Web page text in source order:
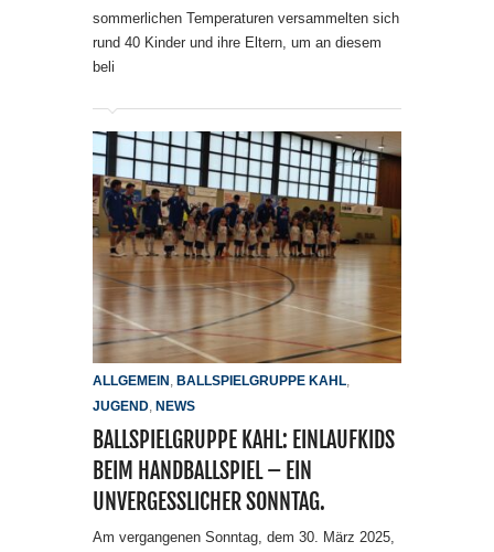
sommerlichen Temperaturen versammelten sich
rund 40 Kinder und ihre Eltern, um an diesem
beli
ALLGEMEIN , BALLSPIELGRUPPE KAHL,
JUGEND, NEWS
BALLSPIELGRUPPE KAHL: EINLAUFKIDS
BEIM HANDBALLSPIEL – EIN
UNVERGESSLICHER SONNTAG.
Am vergangenen Sonntag, dem 30. März 2025,